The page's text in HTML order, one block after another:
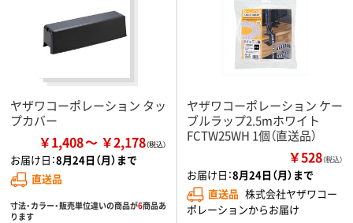
ヤザワコーポレーション タッ
プカバー
￥1,408 ￥2,178
お届け日：8月24日（月）まで
直送品
寸法・カラー・販売単位違いの商品が6商品あ
ります
ヤザワコーポレーション ケー
ブルラップ2.5mホワイト
FCTW25WH 1個（直送品）
￥528（税込）
お届け日：8月24日（月）まで
直送品 株式会社ヤザワコー
ポレーションからお届け